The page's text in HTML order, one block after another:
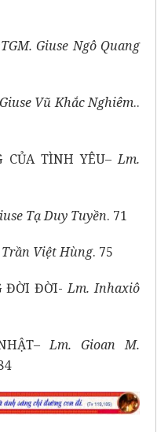
Giuse Ngô Quang
Vũ Khắc Nghiêm..
CỦA TÌNH YÊU–Lm.
Tạ Duy Tuyền. 71
Trần Việt Hùng. 75
ĐỜI ĐỜI-Lm. Inhaxiô
Lm. Gioan M.